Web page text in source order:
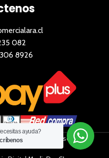
082
8926
los derechos reservados
ayuda?